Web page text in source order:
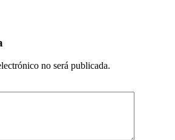
no será publicada.